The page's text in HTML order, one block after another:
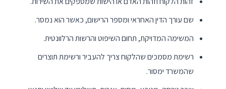
שם עורך הדין האחראי ומספר הרישום, כאשר הוא נמסר.
המשימה המדויקת, תחום השיפוט והרשות הרלוונטית.
רשימת מסמכים שהלקוח צריך להעביר ורשימת תוצרים
שהמשרד ימסור.